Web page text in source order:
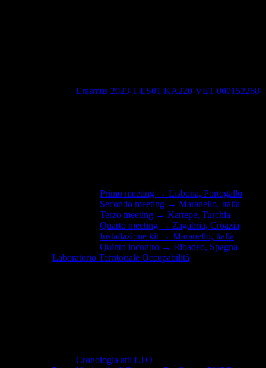
Erasmus 2023-1-ES01-KA220-VET-000152268
Primo meeting → Lisbona, Portogallo
Secondo meeting → Maranello, Italia
Terzo meeting → Kartepe, Turchia
Quarto meeting → Zagabria, Croazia
Installazione kit → Maranello, Italia
Quinto incontro → Ribadeo, Spagna
Laboratorio Territoriale Occupabilità
Cronologia atti LTO